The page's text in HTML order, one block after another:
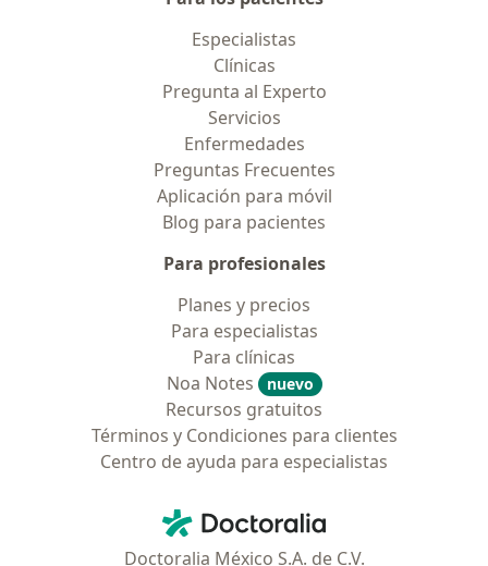
Especialistas
Clínicas
Pregunta al Experto
Servicios
Enfermedades
Preguntas Frecuentes
Aplicación para móvil
Blog para pacientes
Para profesionales
Planes y precios
Para especialistas
Para clínicas
Noa Notes
nuevo
Recursos gratuitos
Términos y Condiciones para clientes
Centro de ayuda para especialistas
Doctoralia - Página de inicio
Doctoralia México S.A. de C.V.